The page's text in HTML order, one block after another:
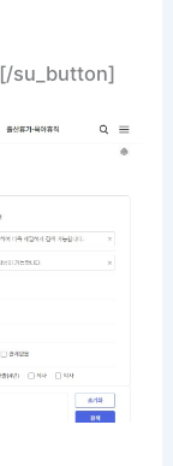
su_button]